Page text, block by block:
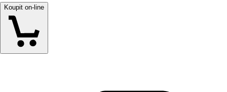
Koupit on-line